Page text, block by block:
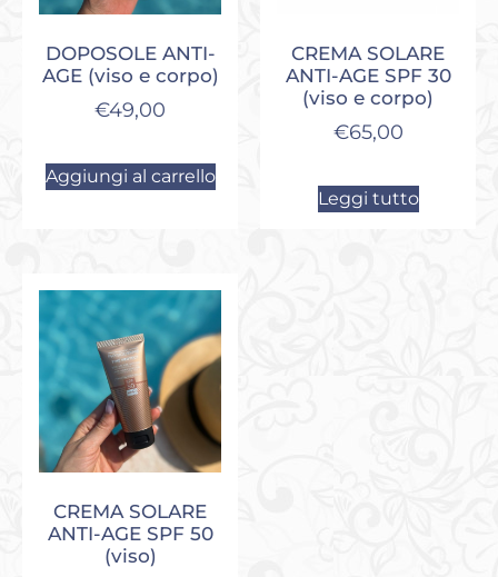
DOPOSOLE ANTI-
AGE (viso e corpo)
€49,00
Aggiungi al carrello
CREMA SOLARE
ANTI-AGE SPF 30
(viso e corpo)
€65,00
Leggi tutto
CREMA SOLARE
ANTI-AGE SPF 50
(viso)